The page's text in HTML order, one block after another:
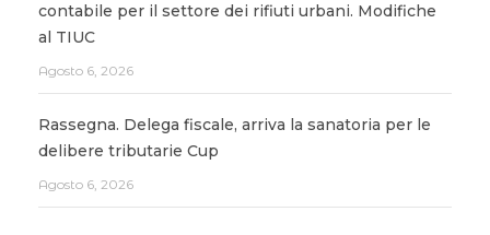
contabile per il settore dei rifiuti urbani. Modifiche
al TIUC
Agosto 6, 2026
Rassegna. Delega fiscale, arriva la sanatoria per le
delibere tributarie Cup
Agosto 6, 2026